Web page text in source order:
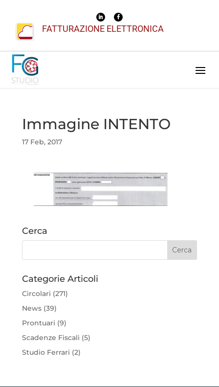
FATTURAZIONE ELETTRONICA
Immagine INTENTO
17 Feb, 2017
Cerca
Categorie Articoli
Circolari (271)
News(39)
Prontuari (9)
Scadenze Fiscali (5)
Studio Ferrari (2)